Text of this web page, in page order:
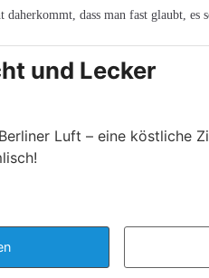
dass man fast glaubt,
und Lecker
Luft – eine köstliche